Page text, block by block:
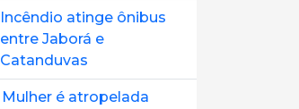
Incêndio atinge ônibus
entre Jaborá e
Catanduvas
Mulher é atropelada